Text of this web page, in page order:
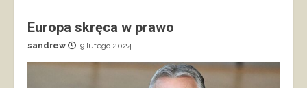
Europa skręca w prawo
sandrew 9 lutego 2024